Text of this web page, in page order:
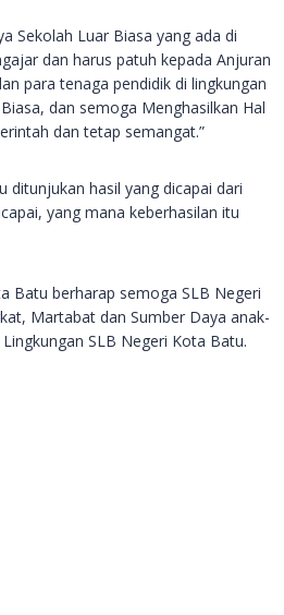
Sekolah Luar Biasa yang ada di
dan harus patuh kepada Anjuran
para tenaga pendidik di lingkungan
dan semoga Menghasilkan Hal
dan tetap semangat.”
ditunjukan hasil yang dicapai dari
yang mana keberhasilan itu
Batu berharap semoga SLB Negeri
Martabat dan Sumber Daya anak-
SLB Negeri Kota Batu.